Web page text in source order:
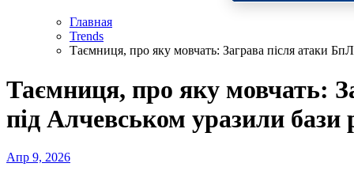
Главная
Trends
Таємниця, про яку мовчать: Заграва після атаки
Таємниця, про яку мовчать:
під Алчевськом уразили бази
Апр 9, 2026